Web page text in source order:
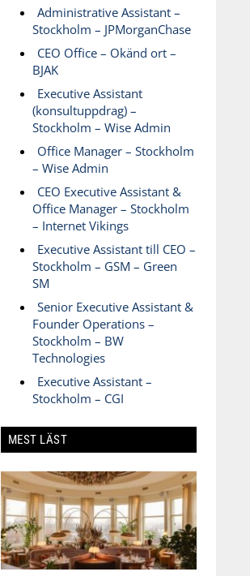
Administrative Assistant –
Stockholm – JPMorganChase
CEO Office – Okänd ort –
BJAK
Executive Assistant
(konsultuppdrag) –
Stockholm – Wise Admin
Office Manager – Stockholm
– Wise Admin
CEO Executive Assistant &
Office Manager – Stockholm
– Internet Vikings
Executive Assistant till CEO –
Stockholm – GSM – Green
SM
Senior Executive Assistant &
Founder Operations –
Stockholm – BW
Technologies
Executive Assistant –
Stockholm – CGI
MEST LÄST